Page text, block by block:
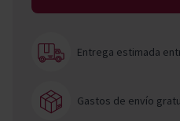
Entrega estimada
Gastos de envío